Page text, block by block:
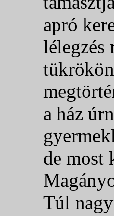
apró
lélegzés
a ház
de most
Túl